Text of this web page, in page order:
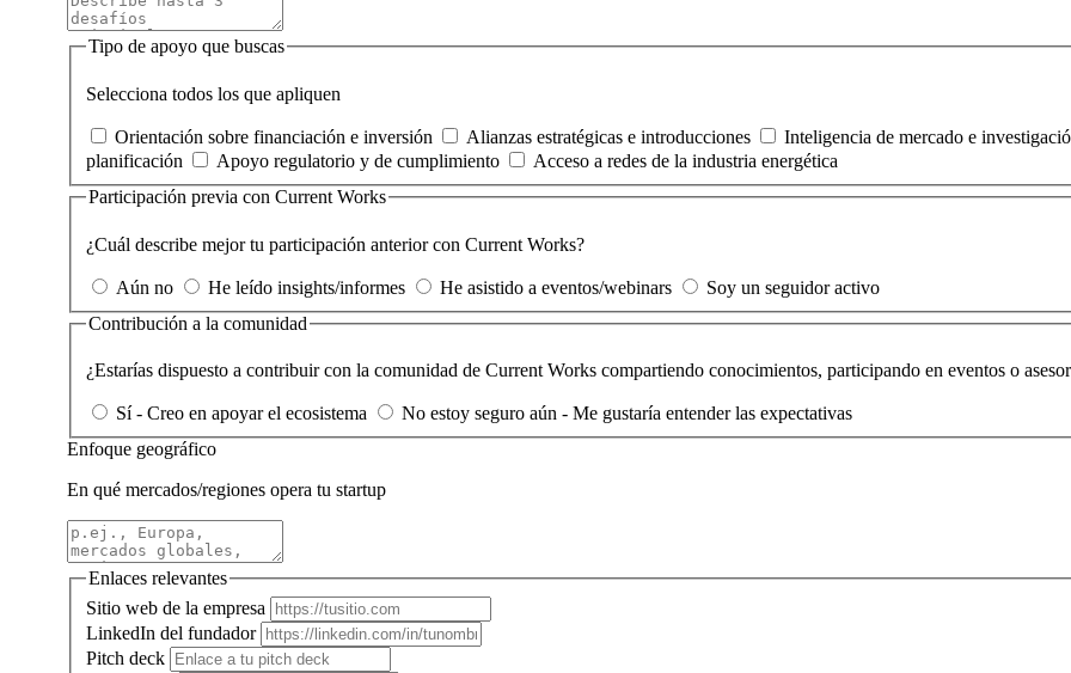
Tipo de apoyo que buscas
Selecciona todos los que apliquen
Orientación sobre financiación e inversión Alianzas estratégicas e introducciones
Inteligencia de mercado e
planificación
Apoyo regulatorio y de cumplimiento
Acceso a redes de la industria energética
Participación previa con Current Works
¿Cuál describe mejor tu participación anterior con Current Works?
Aún no He leído insights/informes He asistido a eventos/webinars
Soy un seguidor activo
Contribución a la comunidad
¿Estarías dispuesto a contribuir con la comunidad de Current Works compartiendo conocimientos, participando en eventos o
Sí - Creo en apoyar el ecosistema
No estoy seguro aún - Me gustaría entender las expectativas
Enfoque geográfico
En qué mercados/regiones opera tu startup
Enlaces relevantes
Sitio web de la empresa
LinkedIn del fundador
Pitch deck